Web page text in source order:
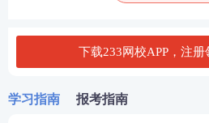
🎓中级注册安全工程师报考条
（1）报考条件（考全科/四科
下载233网校APP，注
学习指南 报考指南